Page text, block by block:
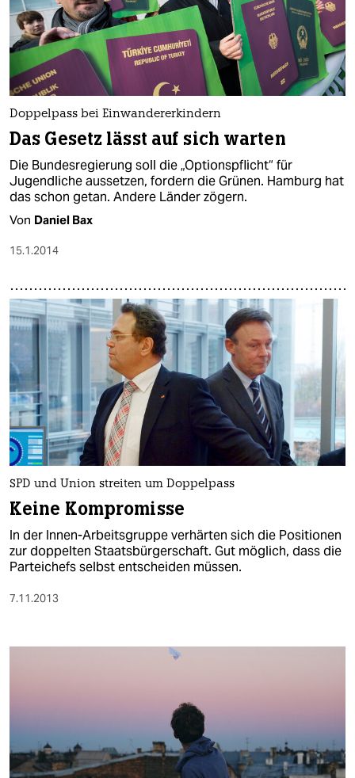
Doppelpass bei Einwandererkindern
Das Gesetz lässt auf sich warten
Die Bundesregierung soll die „Optionspflicht“ für
Jugendliche aussetzen, fordern die Grünen. Hamburg hat
das schon getan. Andere Länder zögern.
Von Daniel Bax
15.1.2014
SPD und Union streiten um Doppelpass
Keine Kompromisse
In der Innen-Arbeitsgruppe verhärten sich die Positionen
zur doppelten Staatsbürgerschaft. Gut möglich, dass die
Parteichefs selbst entscheiden müssen.
7.11.2013